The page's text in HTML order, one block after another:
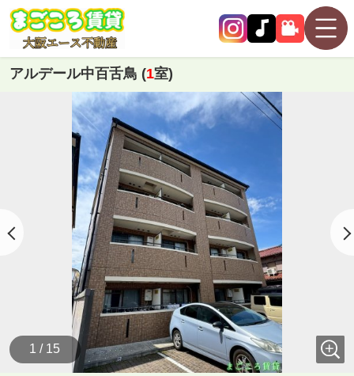
アルデール中百舌鳥 (1室)
1 / 15